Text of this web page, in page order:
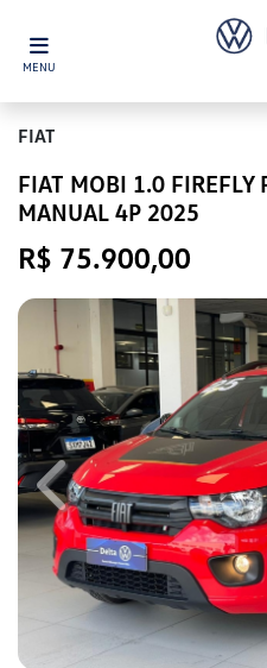
MENU
FIAT
FIAT MOBI 1.0 FIREFLY
MANUAL 4P 2025
R$ 75.900,00
Previous